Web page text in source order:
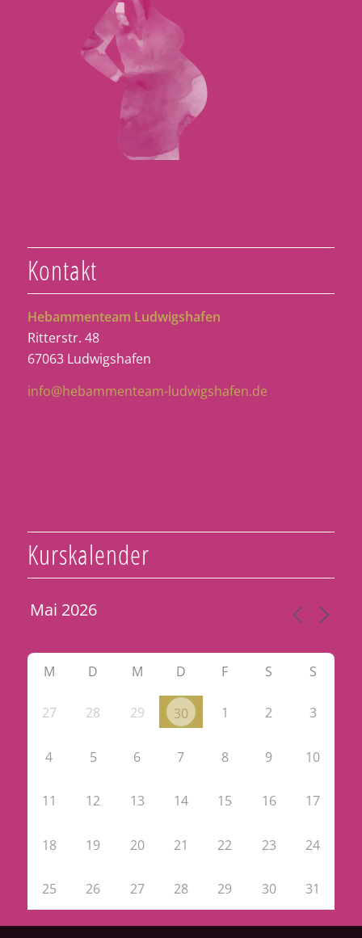
Kontakt
Hebammenteam Ludwigshafen
Ritterstr. 48
67063 Ludwigshafen
info@hebammenteam-ludwigshafen.de
Kurskalender
M D M D F S S
27 28 29 30 1 2 3
4 5 6 7 8 9 10
11 12 13 14 15 16 17
18 19 20 21 22 23 24
25 26 27 28 29 30 31